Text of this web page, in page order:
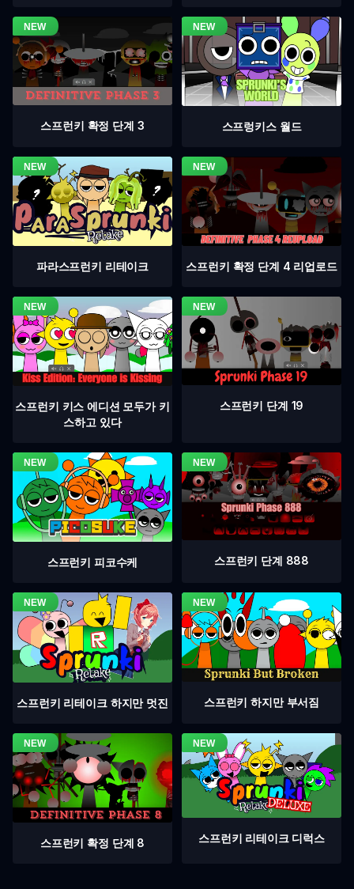
스프런키 확정 단계 3 스프렁키스 월드
파라스프런키 리테이크 스프런키 확정 단계 4 리업로드
스프런키 키스 에디션 모두가 키
스하고 있다
스프런키 단계 19
스프런키 피코수케 스프런키 단계 888
스프런키 리테이크 하지만 멋진 스프런키 하지만 부서짐
스프런키 확정 단계 8 스프런키 리테이크 디럭스